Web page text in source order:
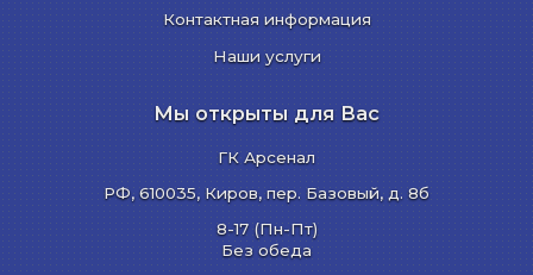
Контактная информация
Наши услуги
Мы открыты для Вас
ГК Арсенал
РФ, 610035, Киров, пер. Базовый, д. 8б
8-17 (Пн-Пт)
Без обеда